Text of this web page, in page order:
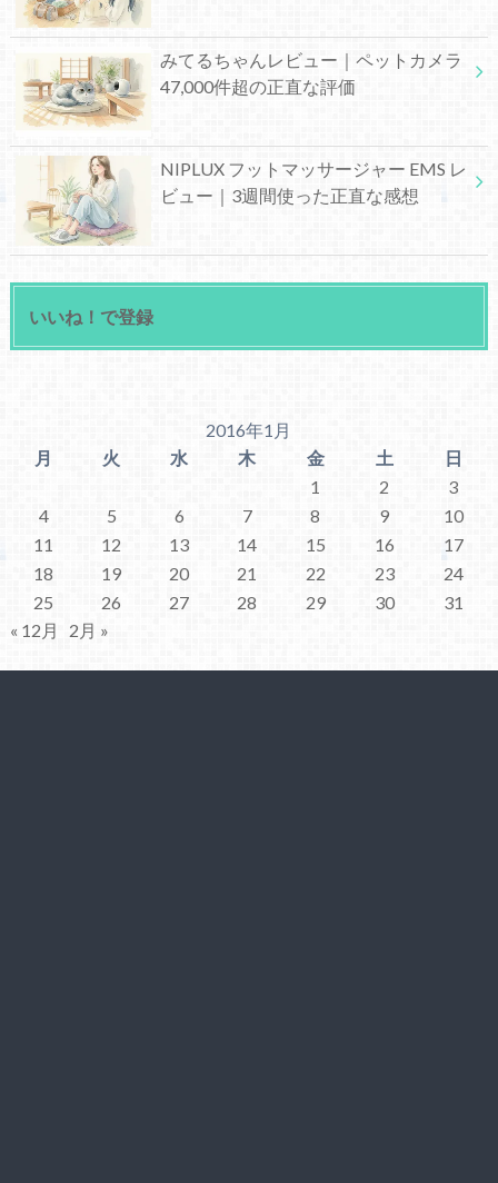
みてるちゃんレビュー｜ペットカメラ
47,000件超の正直な評価
NIPLUX フットマッサージャー EMS レ
ビュー｜3週間使った正直な感想
いいね！で登録
2016年1月
月
火 水 木 金 土
日
1
2
3
4
5 6 7 8 9
10
11
12 13 14 15 16
17
18
19 20 21 22 23
24
25
26 27 28 29 30
31
« 12月
2月 »